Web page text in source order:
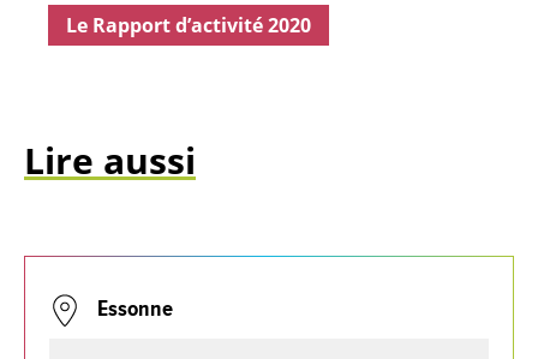
Le Rapport d’activité 2020
Lire aussi
Essonne